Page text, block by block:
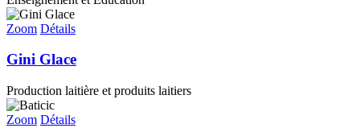
Zoom Détails
Gini Glace
Production laitière et produits laitiers
Zoom Détails